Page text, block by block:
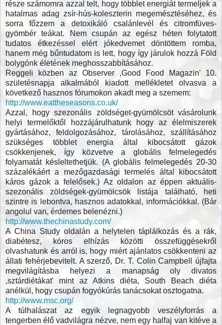
része számomra azzal telt, hogy többlet energiát termeljek a
hatalmas adag zsír-hús-koleszterin megemésztéséhez, és
sorra főzzem a detoxikáló csalánlevél és citromfüves-
gyömbér teákat. Nem csupán az egész héten folytatott
tudatos étkezéssel elért jókedvemet döntöttem romba,
hanem még bűntudatom is lett, hogy így járulok hozzá Föld
bolygónk életének meghosszabbításához.
Reggeli közben az Observer ,Good Food Magazin' 10.
születésnapja alkalmából kiadott mellékletet olvasva a
következő hasznos fórumokon akadt meg a szemem:
http://www.eattheseasons.co.uk/
Azzal, hogy szezonális zöldséget-gyümölcsöt vásárolunk
helyi termelőktől hozzájárulhatunk hogy az élelmiszerek
gyártásához, feldolgozásához, tárolásához, szállításához
szükséges többlet energia által kibocsátott gázok
csökkenjenek, így közvetve a globális felmelegedés
folyamatát késleltethetjük. (A globális felmelegedés 20-30
százalékáért a mezőgazdasági termelés által kibocsátott
káros gázok a felelősek.) Az oldalon az éppen aktuális-
szezonális zöldségek-gyümölcsök listája található, heti
szintre is lebontva, hasznos adatokkal, információkkal. (Bár
angolul van, érdemes belenézni.)
http://www.thechinastudy.com/
A China Study oldalán a helytelen táplálkozás és a rák,
diabétesz, kóros elhízás közötti összefüggésekről
olvashatunk és arról is, hogy miért ajánlatos csökkenteni az
állati fehérjebevitelt. A szerző, Dr. T. Colin Campbell újfajta
megvilágításba helyezi a manapság oly divatos
,sztárdiétákat' mint az Atkins diéta, South Beach diéta
anélkül, hogy csupán fogyókúrás tanácsokat osztogatna.
http://www.msc.org/
A túlhalászat az egyik legnagyobb veszélyforrás a
tengerben élő vadvilágra nézve, nem egy halfaj van kitéve a